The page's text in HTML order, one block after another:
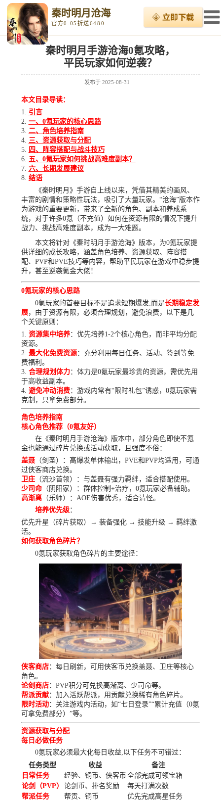
秦时明月沧海
官方0.05折送6480
秦时明月手游沧海0氪攻略，
平民玩家如何逆袭？
发布于2025-08-31
本文目录导读：
引言
一、0氪玩家的核心思路
二、角色培养指南
三、资源获取与分配
四、阵容搭配与战斗技巧
五、0氪玩家如何挑战高难度副本？
六、长期发展建议
结语
《秦时明月》手游自上线以来，凭借其精美的画风、
丰富的剧情和策略性玩法，吸引了大量玩家。“沧海”版本作
为游戏的重要更新，带来了全新的角色、副本和养成系
统，对于许多0氪（不充值）如何在资源有限的情况下提升
战力、挑战高难度副本，成为一大难题。
本文将针对《秦时明月手游沧海》版本，为0氪玩家提
供详细的成长攻略，涵盖角色培养、资源获取、阵容搭
配、PVP和PVE技巧等内容，帮助平民玩家在游戏中稳步提
升，甚至逆袭氪金大佬！
0氪玩家的核心思路
0氪玩家的首要目标不是追求短期爆发,而是长期稳定发
展，由于资源有限，必须合理规划，避免浪费，以下是几
个关键原则：
资源集中培养：优先培养1-2个核心角色，而非平均分配
资源。
最大化免费资源：充分利用每日任务、活动、签到等免
费福利。
合理规划体力：体力是0氪玩家最珍贵的资源，需优先用
于高收益副本。
避免冲动消费：游戏内常有“限时礼包”诱惑，0氪玩家需
克制，只拿免费部分。
角色培养指南
核心角色推荐（0氪友好）
在《秦时明月手游沧海》版本中，部分角色即使不氪
金也能通过碎片兑换或活动获取，且强度不俗：
盖聂（剑圣）：高爆发单体输出，PVE和PVP均适用，可通
过侠客商店兑换。
卫庄（流沙首领）：与盖聂有强力羁绊，适合搭配使用。
少司命（阴阳家）：群体控制+治疗，0氪玩家必备辅助。
高渐离（乐师）：AOE伤害优秀，适合清怪。
培养优先级：
优先升星（碎片获取）→ 装备强化 → 技能升级 → 羁绊激
活。
如何获取角色碎片？
0氪玩家获取角色碎片的主要途径：
侠客商店：每日刷新，可用侠客币兑换盖聂、卫庄等核心
角色。
论剑商店：PVP积分可兑换高渐离、少司命等。
帮派贡献：加入活跃帮派，用贡献兑换稀有角色碎片。
限时活动：关注游戏内活动，如“七日登录”“累计充值（0氪
可拿免费部分）”等。
资源获取与分配
每日必做任务
0氪玩家必须最大化每日收益,以下任务不可错过：
任务类型
收益
备注
日常任务
经验、铜币、侠客币 全部完成可领宝箱
论剑（PVP）
论剑币、排名奖励
每天打满次数
帮派任务
帮贡、铜币
优先完成高星任务